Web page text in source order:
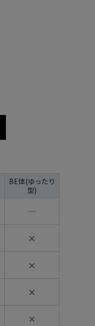
BE体(ゆったり
型)
―
✕
✕
✕
✕